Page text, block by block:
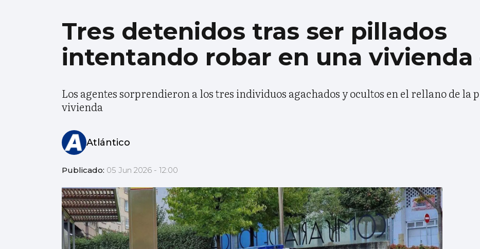
Tres detenidos tras ser pillados
intentando robar en una vivienda
Los agentes sorprendieron a los tres individuos agachados y ocultos en el rellano de la
vivienda
Atlántico
Publicado: 05 Jun 2026 - 12:00